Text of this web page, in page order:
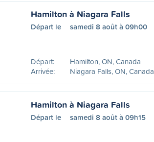
Hamilton à Niagara Falls
Départ le samedi 8 août à 09h00
Départ:
Hamilton, ON, Canada
Arrivée:
Niagara Falls, ON, Canada
Hamilton à Niagara Falls
Départ le samedi 8 août à 09h15